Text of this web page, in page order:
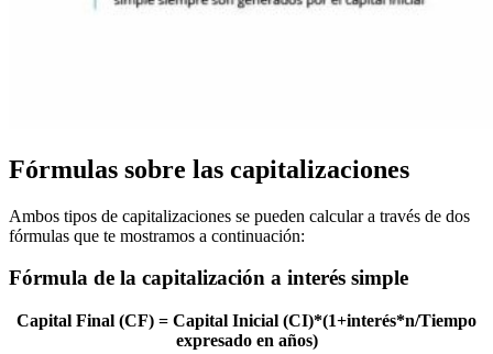
Fórmulas sobre las capitalizaciones
Ambos tipos de capitalizaciones se pueden calcular a través de dos
fórmulas que te mostramos a continuación:
Fórmula de la capitalización a interés simple
Capital Final (CF) = Capital Inicial (CI)*(1+interés*n/Tiempo
expresado en años)